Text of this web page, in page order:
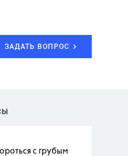
ЗАДАТЬ ВОПРОС
с грубым